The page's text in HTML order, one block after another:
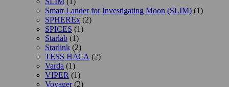
Smart Lander for Investigating Moon (SLIM) (1)
SPHEREx (2)
SPICES (1)
Starlab (1)
Starlink (2)
TESS НАСА (2)
Varda (1)
VIPER (1)
Voyager(2)